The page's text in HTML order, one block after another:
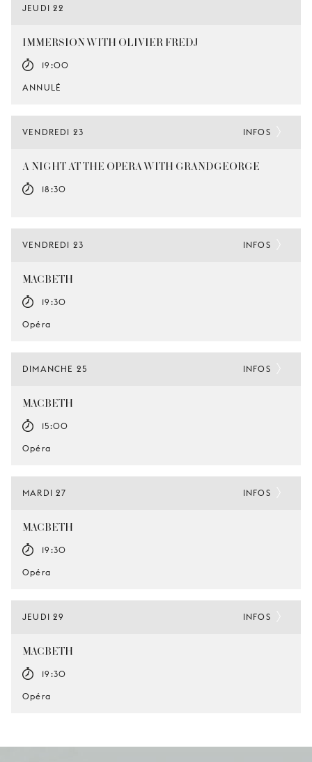
JEUDI 22
IMMERSION WITH OLIVIER FREDJ
19:00
ANNULÉ
VENDREDI 23
A NIGHT AT THE OPERA WITH GRANDGEORGE
18:30
INFOS
VENDREDI 23
MACBETH
19:30
Opéra
INFOS
DIMANCHE 25
MACBETH
15:00
Opéra
INFOS
MARDI 27
MACBETH
19:30
Opéra
INFOS
JEUDI 29
MACBETH
19:30
Opéra
INFOS